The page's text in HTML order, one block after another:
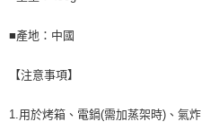
■產地：中國
【注意事項】
1.用於烤箱、電鍋(需加蒸架時)、氣